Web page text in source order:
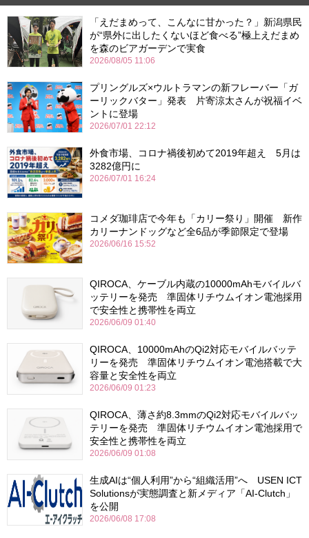
「えだまめって、こんなに甘かった？」新潟県民
が“県外に出したくないほど食べる”極上えだまめ
を森のビアガーデンで実食
2026/08/05 11:06
プリングルズ×ウルトラマンの新フレーバー「ガ
ーリックバター」発表 片寄涼太さんが祝福イベ
ントに登場
2026/07/01 22:12
外食市場、コロナ禍後初めて2019年超え 5月は
3282億円に
2026/07/01 16:24
コメダ珈琲店で今年も「カリー祭り」開催 新作
カリーナンドッグなど全6品が季節限定で登場
2026/06/16 15:52
QIROCA、ケーブル内蔵の10000mAhモバイルバ
ッテリーを発売 準固体リチウムイオン電池採用
で安全性と携帯性を両立
2026/06/09 01:40
QIROCA、10000mAhのQi2対応モバイルバッテ
リーを発売 準固体リチウムイオン電池搭載で大
容量と安全性を両立
2026/06/09 01:23
QIROCA、薄さ約8.3mmのQi2対応モバイルバッ
テリーを発売 準固体リチウムイオン電池採用で
安全性と携帯性を両立
2026/06/09 01:08
生成AIは“個人利用”から“組織活用”へ USEN ICT
Solutionsが実態調査と新メディア「AI-Clutch」
を公開
2026/06/08 17:08